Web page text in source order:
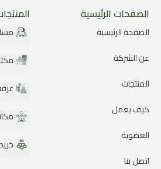
الصفحات الرئيسية
الصفحة الرئيسية
عن الشركة
المنتجات
كيف يعمل
العضوية
اتصل بنا